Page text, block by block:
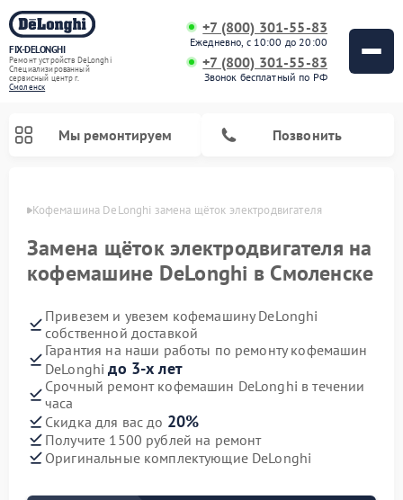
FIX-DELONGHI
Ремонт устройств DeLonghi
Специализированный
cервисный центр г.
Смоленск
+7 (800) 301-55-83
Ежедневно, с 10:00 до 20:00
+7 (800) 301-55-83
Звонок бесплатный по РФ
Мы ремонтируем Позвонить
Кофемашина DeLonghi замена щёток электродвигателя
Замена щёток электродвигателя на
кофемашине DeLonghi в Смоленске
Привезем и увезем кофемашину DeLonghi
собственной доставкой
Гарантия на наши работы по ремонту кофемашин
DeLonghiдо 3-х лет
Срочный ремонт кофемашин DeLonghi в течении
часа
Скидка для вас до 20%
Получите 1500 рублей на ремонт
Оригинальные комплектующие DeLonghi